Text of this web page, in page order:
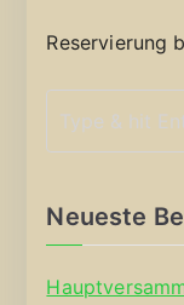
Reservierung
Neueste